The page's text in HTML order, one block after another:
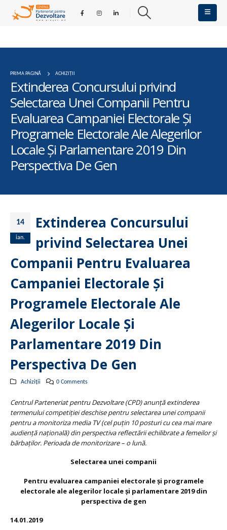
PRIMA PAGINĂ ACHIZIȚII
Extinderea Concursului privind
Selectarea Unei Companii Pentru
Evaluarea Campaniei Electorale Și
Programele Electorale Ale Alegerilor
Locale Și Parlamentare 2019 Din
Perspectiva De Gen
14
ian.
Extinderea Concursului
privind Selectarea Unei
Companii Pentru Evaluarea
Campaniei Electorale Și
Programele Electorale Ale
Alegerilor Locale Și
Parlamentare 2019 Din
Perspectiva De Gen
Achiziții 0 Comments
Centrul Parteneriat pentru Dezvoltare (CPD) anunţă extinderea
termenului competiţiei deschise pentru selectarea unei companii
pentru a monitoriza media TV (cel puțin 10 posturi cu cea mai mare
audiență națională) din perspectiva reflectării echilibrate a femeilor și
bărbaților. Perioada de monitorizare – o lună.
Selectarea unei companii
Pentru evaluarea campaniei electorale și programele
electorale ale alegerilor locale și parlamentare 2019 din
perspectiva de gen
14.01.2019